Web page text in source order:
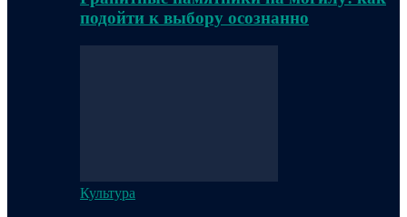
подойти к выбору осознанно
Культура